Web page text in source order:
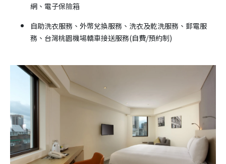
網、電子保險箱
自助洗衣服務、外幣兌換服務、洗衣及乾洗服務、郵電服
務、台灣桃園機場轎車接送服務(自費/預約制)